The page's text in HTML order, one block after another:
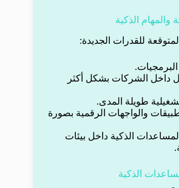
والمهام الذكية
للقدرات الجديدة:
البرمجيات.
داخل الشركات بشكل أكثر
طويلة المدى.
والواجهات الرقمية بصورة
الذكية داخل بيئات
الذكية